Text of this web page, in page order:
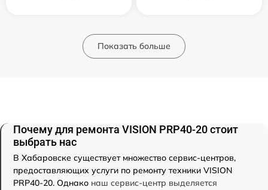
Показать больше
Почему для ремонта VISION PRP40-20 стоит
выбрать нас
В Хабаровске существует множество сервис-центров,
предоставляющих услуги по ремонту техники VISION
PRP40-20. Однако наш сервис-центр выделяется